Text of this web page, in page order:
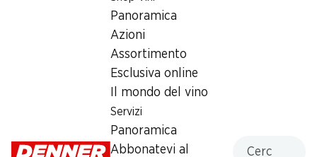
Panoramica
Azioni
Assortimento
Esclusiva online
Il mondo del vino
Servizi
Panoramica
Abbonatevi al
Alpro Alternativa di yogurt di
soia Nautre senza zucchero
di soia, senza zucchero, 400 g
*Non disponibili in ogni filiale